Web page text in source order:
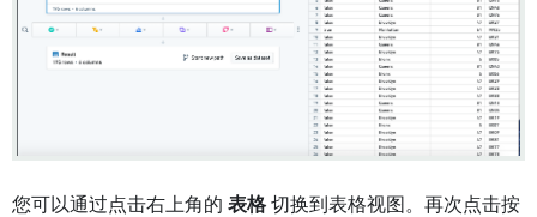
您可以通过点击右上角的 表格 切换到表格视图。再次点击按